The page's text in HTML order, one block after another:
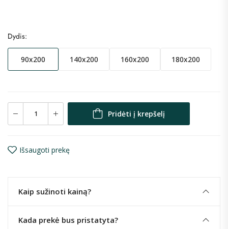
Dydis:
90x200 140x200 160x200 180x200
Pridėti į krepšelį
Išsaugoti prekę
Kaip sužinoti kainą?
Kada prekė bus pristatyta?